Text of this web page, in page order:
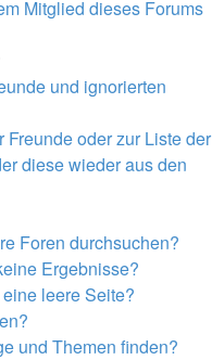
Mitglied dieses Forums
und ignorierten
oder zur Liste der
diese wieder aus den
Foren durchsuchen?
Ergebnisse?
leere Seite?
und Themen finden?